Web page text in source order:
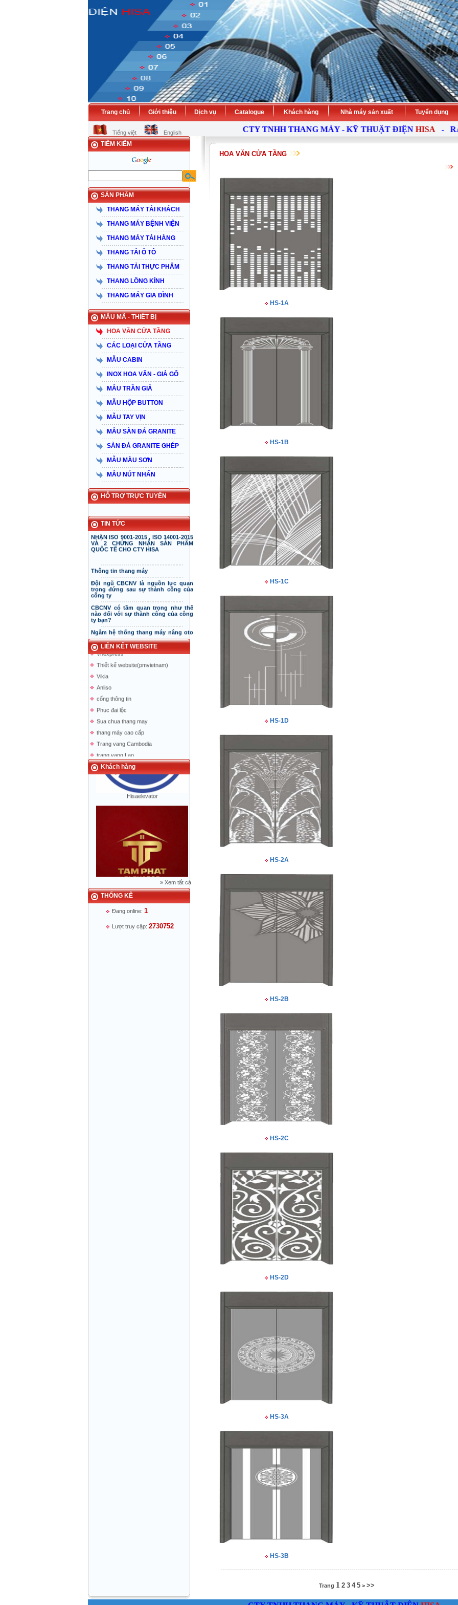
Trang chủ Giới thiệu Dịch vụ Catalogue Khách hàng Nhà máy sản xuất Tuyển dụng
Tiếng việt English CTY TNHH THANG MÁY - KỸ THUẬT ĐIỆNHISA- RẤT
TIỀM KIẾM
SẢN PHẨM
THANG MÁY TẢI KHÁCH
THANG MÁY BỆNH VIỆN
THANG MÁY TẢI HÀNG
THANG TẢI Ô TÔ
THANG TẢI THỰC PHẨM
THANG LỒNG KÍNH
THANG MÁY GIA ĐÌNH
MẨU MÃ - THIẾT BỊ
HOA VĂN CỬA TẦNG
CÁC LOẠI CỬA TẦNG
MẪU CABIN
INOX HOA VĂN - GIẢ GỔ
MẪU TRẦN GIẢ
MẪU HỘP BUTTON
MẪU TAY VỊN
MẪU SÀN ĐÁ GRANITE
SÀN ĐÁ GRANITE GHÉP
MẪU MÀU SƠN
MẪU NÚT NHẤN
HỖ TRỢ TRỰC TUYẾN
TIN TỨC
Taiyo Việt Nam & HISA – Hành trình
hơn 15 năm đồng hành và phát triển
bền vững
Công ty thang máy Hisa vinh dự
nhận cúp và chứng nhận thương
hiệu xuất sắc năm 2015
CHUẨN QUỐC TẾ ICB CẤP CHỨNG
NHẬN ISO 9001-2015 , ISO 14001-2015
VÀ 2 CHỨNG NHẬN SẢN PHẨM
QUỐC TẾ CHO CTY HISA
Đội ngũ CBCNV là nguồn lực quan
trọng đứng sau sự thành công của
công ty
CBCNV có tầm quan trọng như thế
nào dối với sự thành công của công
ty bạn?
Ngắm hệ thống thang máy nâng oto
của Volkswagen
Thang máy bị hỏng tại toà tháp chọc
trời
Thang máy chân không
LIÊN KẾT WEBSITE
Thang máy Taiyo
tin tuc thang may
doiduong-hotel
mazak.com.vn
ALT
hyundaielevator.co.kr
Vnexpress
Thiết kế website(pmvietnam)
Vikia
Anliso
cổng thông tin
Phuc đai lộc
Sua chua thang may
thang máy cao cấp
Trang vang Cambodia
trang vang Lao
bao nguoi lao dong
Khách hàng
Hisaelevator
Mr Phạm Đức Thuận - Giám Đốc - 0904
788 622
» Xem tất cả
THỐNG KÊ
Đang online: 1
Lượt truy cập: 2730752
HOA VĂN CỬA TẦNG
HS-1A
HS-1B
HS-1C
HS-1D
HS-2A
HS-2B
HS-2C
HS-2D
HS-3A
HS-3B
Trang 1 2 3 4 5 > >>